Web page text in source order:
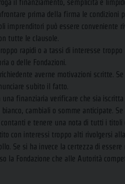
il finanziamento, semplicità e
prima della firma le condizioni
imprenditori può essere conveniente
tutte le clausole.
rapidi o a tassi di interesse
o delle Fondazioni.
averne motivazioni scritte.
subito il fatto.
finanziaria verificare che sia iscritta
cambiali o somme anticipate.
e tenere una nota di tutti i titoli
con interessi troppo alti rivolgersi
Se si ha invece la certezza di
la Fondazione che alle Autorità